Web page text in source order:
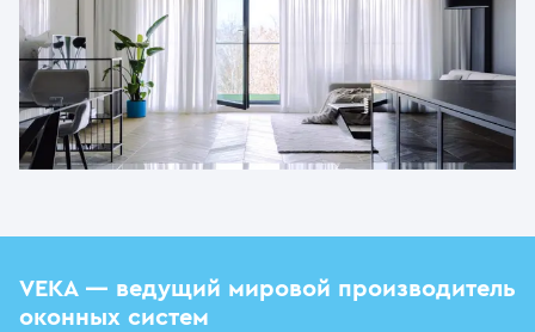
VEKA — ведущий мировой производитель
оконных систем